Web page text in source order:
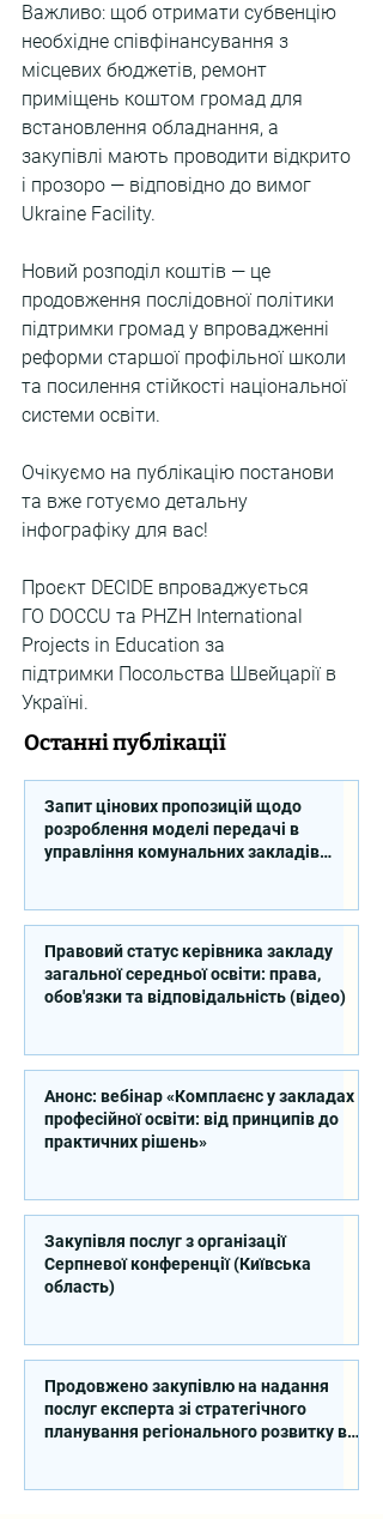
Важливо: щоб отримати субвенцію
необхідне співфінансування з
місцевих бюджетів, ремонт
приміщень коштом громад для
встановлення обладнання, а
закупівлі мають проводити відкрито
і прозоро — відповідно до вимог
Ukraine Facility.
Новий розподіл коштів — це
продовження послідовної політики
підтримки громад у впровадженні
реформи старшої профільної школи
та посилення стійкості національної
системи освіти.
Очікуємо на публікацію постанови
та вже готуємо детальну
інфографіку для вас!
Проєкт DECIDE впроваджується
ГО DOCCU та PHZH International
Projects in Education за
підтримки Посольства Швейцарії в
Україні.
Останні публікації
Запит цінових пропозицій щодо
розроблення моделі передачі в
управління комунальних закладів
Правовий статус керівника закладу
загальної середньої освіти: права,
обов'язки та відповідальність (відео)
Анонс: вебінар «Комплаєнс у закладах
професійної освіти: від принципів до
практичних рішень»
Закупівля послуг з організації
Серпневої конференції (Київська
область)
Продовжено закупівлю на надання
послуг експерта зі стратегічного
планування регіонального розвитку в